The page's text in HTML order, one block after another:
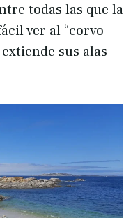
todas las que la
ver al “corvo
sus alas